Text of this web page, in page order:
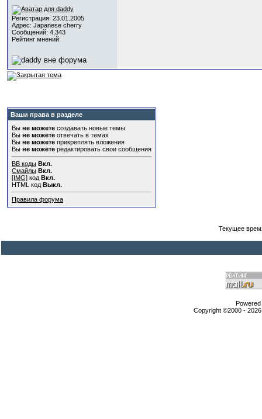
Регистрация: 23.01.2005
Адрес: Japanese cherry
Сообщений: 4,343
Рейтинг мнений:
Ваши права в разделе
Вы не можете создавать новые темы
Вы не можете отвечать в темах
Вы не можете прикреплять вложения
Вы не можете редактировать свои сообщения
BB коды Вкл.
Смайлы Вкл.
[IMG] код Вкл.
HTML код Выкл.
Правила форума
Текущее
Copyright ©2000 -